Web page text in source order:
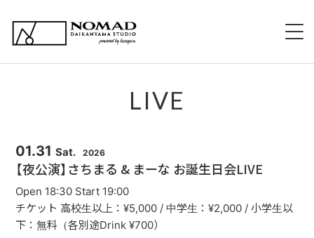
新規出演希望について
スタッフ紹介
LIVE
01.31 Sat. 2026
【夜公演】さちまる & まーな お誕生日会LIVE
Open 18:30 Start 19:00
チケット 高校生以上：¥5,000 / 中学生：¥2,000 / 小学生以
下：無料（各別途Drink ¥700）